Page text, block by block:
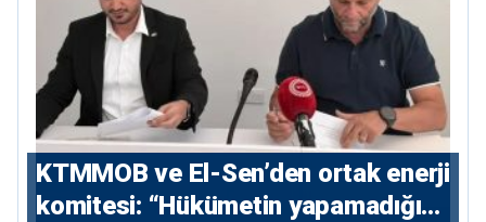
KTMMOB ve El-Sen’den ortak enerji
komitesi: “Hükümetin yapamadığını